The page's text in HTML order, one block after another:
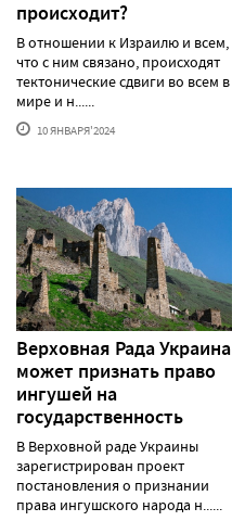
происходит?
В отношении к Израилю и всем,
что с ним связано, происходят
тектонические сдвиги во всем в
мире и н......
10 ЯНВАРЯ'2024
Верховная Рада Украина
может признать право
ингушей на
государственность
В Верховной раде Украины
зарегистрирован проект
постановления о признании
права ингушского народа н......